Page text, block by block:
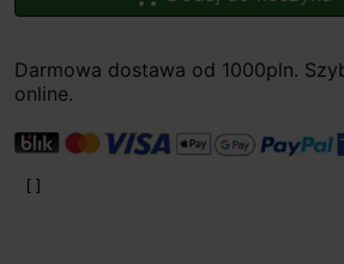
Darmowa dostawa od 1000pln.
online.